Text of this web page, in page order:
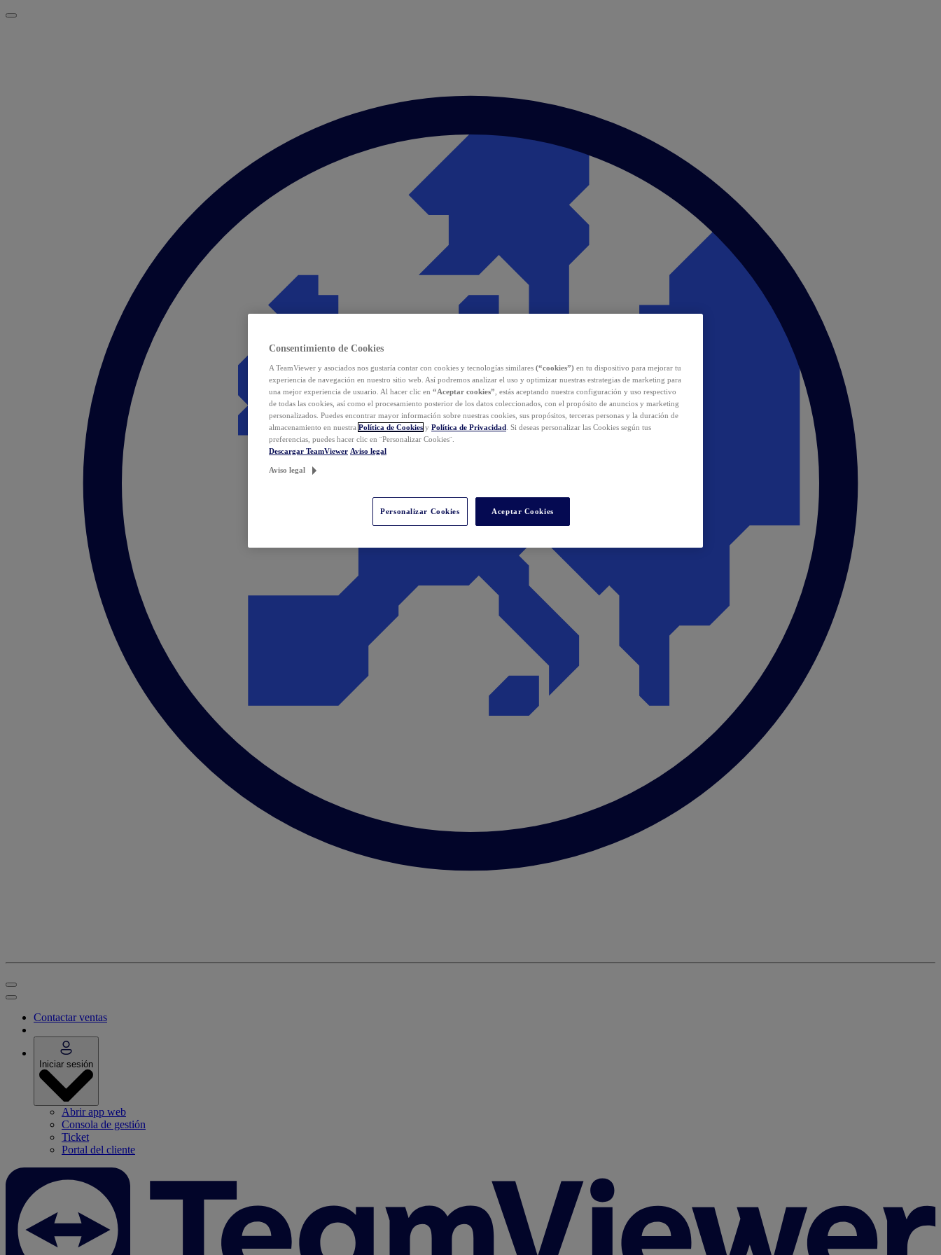
Contactar ventas
Iniciar sesión
Abrir app web
Consola de gestión
Ticket
Portal del cliente
Consentimiento de Cookies
A TeamViewer y asociados nos gustaría contar con cookies y tecnologías similares (“cookies”) en tu dispositivo para mejorar tu
experiencia de navegación en nuestro sitio web. Así podremos analizar el uso y optimizar nuestras estrategias de marketing para
una mejor experiencia de usuario. Al hacer clic en “Aceptar cookies” , estás aceptando nuestra configuración y uso respectivo
de todas las cookies, así como el procesamiento posterior de los datos coleccionados, con el propósito de anuncios y marketing
personalizados. Puedes encontrar mayor información sobre nuestras cookies, sus propósitos, terceras personas y la duración de
almacenamiento en nuestra Política de Cookies y Política de Privacidad . Si deseas personalizar las Cookies según tus
preferencias, puedes hacer clic en ¨Personalizar Cookies¨.
Descargar TeamViewer Aviso legal
Aviso legal
Personalizar Cookies Aceptar Cookies